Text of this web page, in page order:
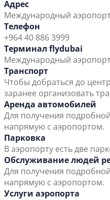
Адрес
Международный
Телефон
+964 40 886 3999
Терминал flydubai
Международный
Транспорт
Чтобы добраться до
заранее организовать
Аренда автомобилей
Для получения
напрямую с аэропортом.
Парковка
В аэропорту есть две
Обслуживание людей
Для получения
напрямую с аэропортом.
Услуги аэропорта